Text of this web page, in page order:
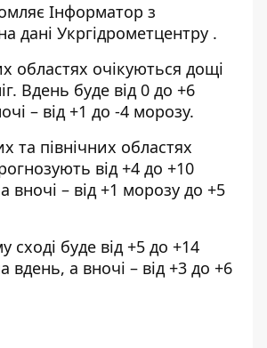
Інформатор з
дані Укргідрометцентру .
областях очікуються дощі
Вдень буде від 0 до +6
– від +1 до -4 морозу.
та північних областях
від +4 до +10
вночі – від +1 морозу до +5
сході буде від +5 до +14
вдень, а вночі – від +3 до +6